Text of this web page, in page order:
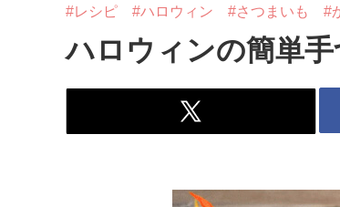
#レシピ #ハロウィン #さつまいも #
ハロウィンの簡単